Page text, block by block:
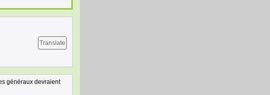
Translate
généraux devraient